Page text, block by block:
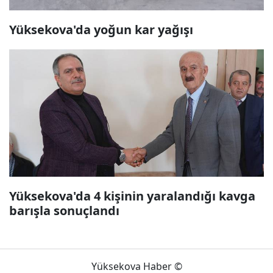
Yüksekova'da yoğun kar yağışı
Yüksekova'da 4 kişinin yaralandığı kavga
barışla sonuçlandı
Yüksekova Haber ©